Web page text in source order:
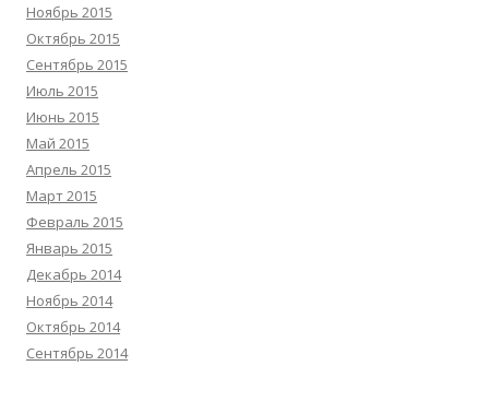
Ноябрь 2015
Октябрь 2015
Сентябрь 2015
Июль 2015
Июнь 2015
Май 2015
Апрель 2015
Март 2015
Февраль 2015
Январь 2015
Декабрь 2014
Ноябрь 2014
Октябрь 2014
Сентябрь 2014